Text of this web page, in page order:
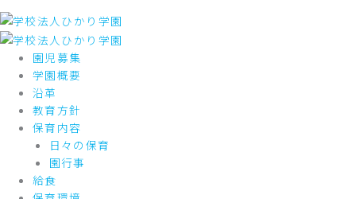
園児募集
学園概要
沿革
教育方針
保育内容
日々の保育
園行事
給食